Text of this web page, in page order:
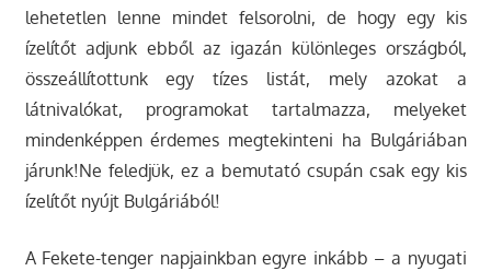
lehetetlen lenne mindet felsorolni, de hogy egy kis
ízelítőt adjunk ebből az igazán különleges országból,
összeállítottunk egy tízes listát, mely azokat a
látnivalókat, programokat tartalmazza, melyeket
mindenképpen érdemes megtekinteni ha Bulgáriában
járunk!Ne feledjük, ez a bemutató csupán csak egy kis
ízelítőt nyújt Bulgáriából!
A Fekete-tenger napjainkban egyre inkább – a nyugati